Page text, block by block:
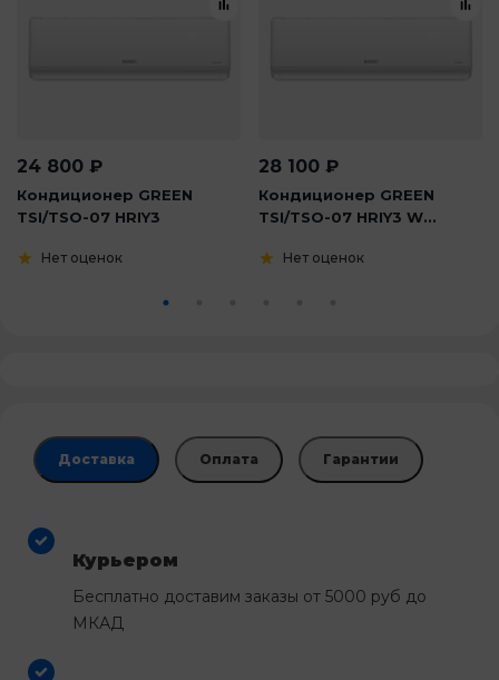
24 800 ₽
Кондиционер GREEN
TSI/TSO-07 HRIY3
Нет оценок
28 100 ₽
Кондиционер GREEN
TSI/TSO-07 HRIY3 W...
Нет оценок
Доставка Оплата Гарантии
Курьером
Бесплатно доставим заказы от 5000 руб до
МКАД